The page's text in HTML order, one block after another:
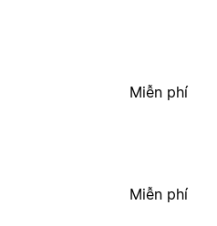
Miễn phí
Miễn phí